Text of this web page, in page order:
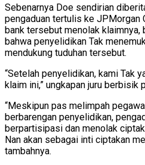
Sebenarnya Doe sendirian
pengaduan tertulis ke JPMorgan
bank tersebut menolak klaimnya,
bahwa penyelidikan Tak
mendukung tuduhan tersebut.
“Setelah penyelidikan, kami Tak
klaim ini,” ungkapan juru berbisik
“Meskipun pas melimpah
berbarengan penyelidikan,
berpartisipasi dan menolak
Nan akan sebagai inti ciptakan
tambahnya.